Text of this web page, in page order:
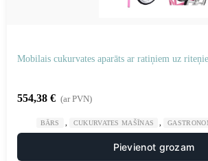
Mobilais cukurvates aparāts ar ratiņiem uz
554,38 € (ar PVN)
BĀRS CUKURVATES MAŠĪNAS
Pievienot grozam